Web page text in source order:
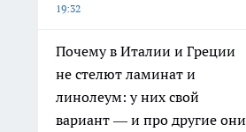
19:32
Почему в Италии и Греции
не стелют ламинат и
линолеум: у них свой
вариант — и про другие они